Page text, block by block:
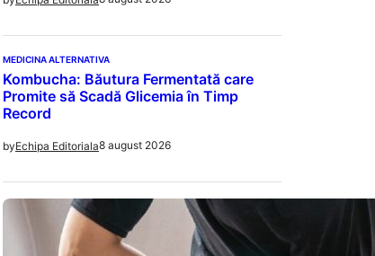
MEDICINA ALTERNATIVA
Kombucha: Băutura Fermentată care
Promite să Scadă Glicemia în Timp
Record
byEchipa Editoriala8 august 2026